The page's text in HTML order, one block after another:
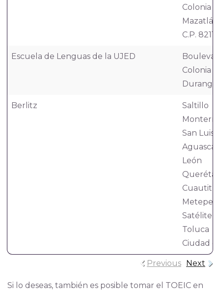
Colonia
C.P. 82110
Escuela de Lenguas de la UJED
Colonia
Durango,
Berlitz
Saltillo
San Luis
León
Metepec
Satélite
Toluca
Ciudad
Previous Next
Si lo deseas, también es posible tomar el TOEIC en